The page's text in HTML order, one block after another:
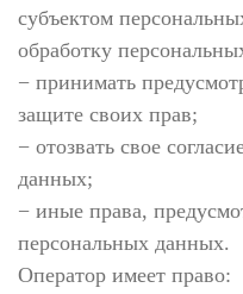
субъектом
обработку
− принимать
защите своих прав;
− отозвать свое
данных;
− иные права,
персональных данных.
Оператор имеет право: